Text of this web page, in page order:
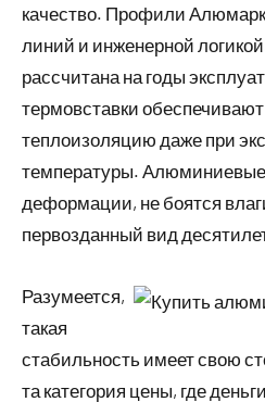
качество. Профили
линий и инженерной
рассчитана на годы
термовставки
теплоизоляцию даже при
температуры.
деформации, не боятся
первозданный вид
Разумеется,
такая
стабильность имеет свою
та категория цены, где